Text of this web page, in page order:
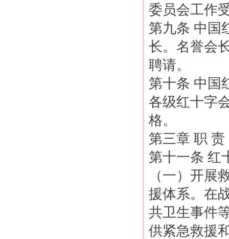
委员会工作
第九条 中国
长。名誉会
聘请。
第十条 中国
各级红十字
格。
第三章 职 责
第十一条 红
（一）开展
援体系。在
共卫生事件
供紧急救援